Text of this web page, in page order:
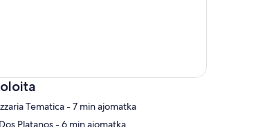
‪Hector Pizzaria Tematica - ‬7 min ajomatka
‪Chateau Dos Platanos - ‬6 min ajomatka